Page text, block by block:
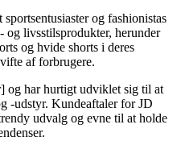
og fashionistas
og livsstilsprodukter, herunder
og hvide shorts i deres
af forbrugere.
og har hurtigt udviklet sig til at
-udstyr. Kundeaftaler for JD
udvalg og evne til at holde